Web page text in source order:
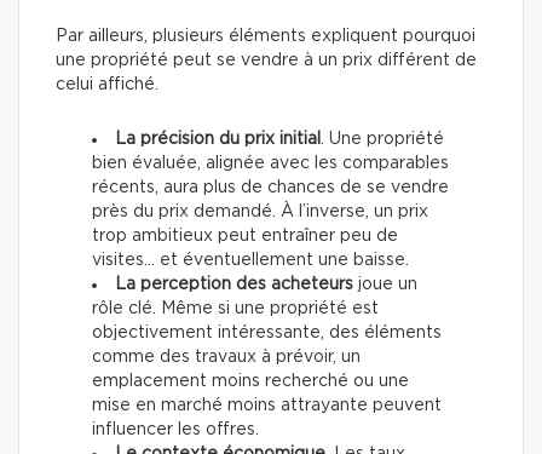
Par ailleurs, plusieurs éléments expliquent pourquoi
une propriété peut se vendre à un prix différent de
celui affiché.
La précision du prix initial . Une propriété
bien évaluée, alignée avec les comparables
récents, aura plus de chances de se vendre
près du prix demandé. À l’inverse, un prix
trop ambitieux peut entraîner peu de
visites… et éventuellement une baisse.
La perception des acheteurs joue un
rôle clé. Même si une propriété est
objectivement intéressante, des éléments
comme des travaux à prévoir, un
emplacement moins recherché ou une
mise en marché moins attrayante peuvent
influencer les offres.